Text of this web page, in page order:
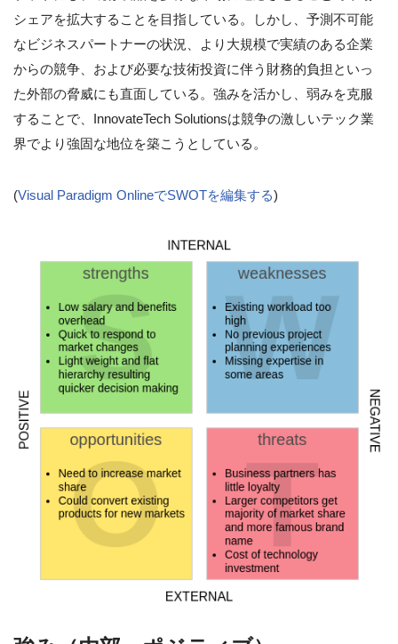
シェアを拡大することを目指している。しかし、予測不可能
なビジネスパートナーの状況、より大規模で実績のある企業
からの競争、および必要な技術投資に伴う財務的負担といっ
た外部の脅威にも直面している。強みを活かし、弱みを克服
することで、InnovateTech Solutionsは競争の激しいテック業
界でより強固な地位を築こうとしている。
(Visual Paradigm OnlineでSWOTを編集する)